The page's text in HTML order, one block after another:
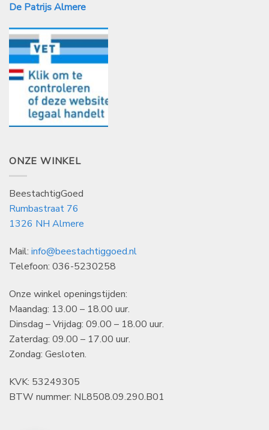
De Patrijs Almere
ONZE WINKEL
BeestachtigGoed
Rumbastraat 76
1326 NH Almere
Mail: info@beestachtiggoed.nl
Telefoon: 036-5230258
Onze winkel openingstijden:
Maandag: 13.00 – 18.00 uur.
Dinsdag – Vrijdag: 09.00 – 18.00 uur.
Zaterdag: 09.00 – 17.00 uur.
Zondag: Gesloten.
KVK: 53249305
BTW nummer: NL8508.09.290.B01